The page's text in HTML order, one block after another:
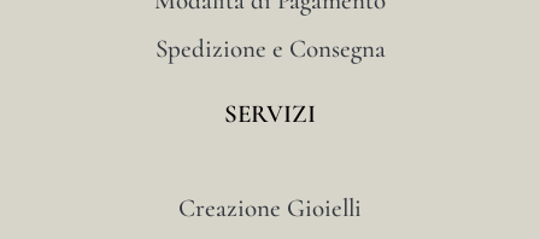
Spedizione e Consegna
SERVIZI
Creazione Gioielli